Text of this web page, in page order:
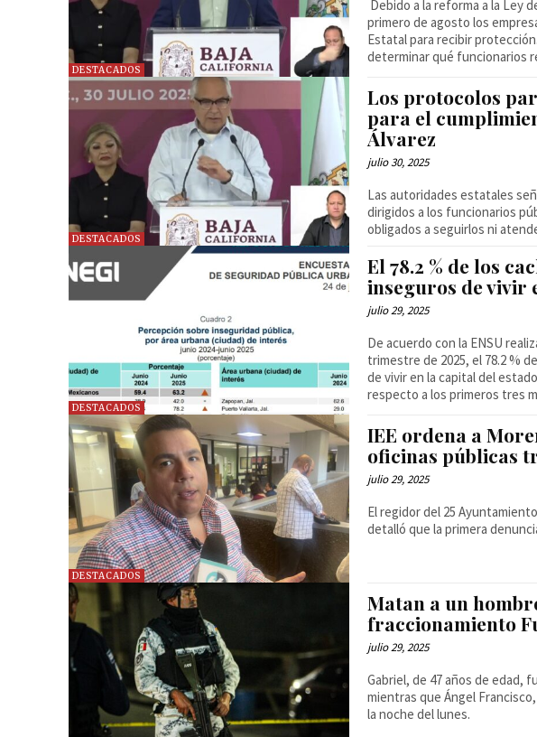
DESTACADOS
Debido a la reforma a la Ley
primero de agosto los
Estatal para recibir
determinar qué funcionarios
DESTACADOS
Los protocolos
para el
Álvarez
julio 30, 2025
Las autoridades estatales
dirigidos a los funcionarios
obligados a seguirlos ni
DESTACADOS
El 78.2 % de los
inseguros de vivir
julio 29, 2025
De acuerdo con la ENSU
trimestre de 2025, el 78.2 %
de vivir en la capital del
respecto a los primeros tres
DESTACADOS
IEE ordena a
oficinas públicas
julio 29, 2025
El regidor del 25
detalló que la primera
Matan a un
fraccionamiento
julio 29, 2025
Gabriel, de 47 años de edad,
mientras que Ángel
la noche del lunes.